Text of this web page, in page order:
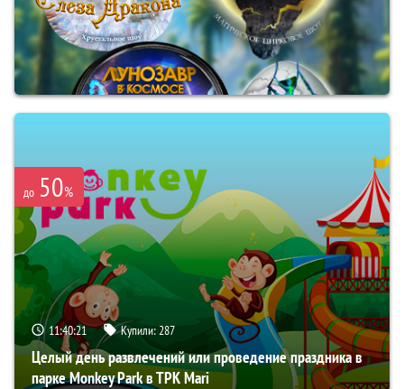
до 50%
11:40:19 Купили:287
Целый день развлечений или проведение праздника в
парке Monkey Park в ТРК Mari